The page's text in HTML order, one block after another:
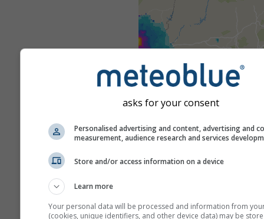
asks for your consent
Personalised advertising and content, advertising and
measurement, audience research and services
Store and/or access information on a device
Learn more
Your personal data will be processed and information from
(cookies, unique identifiers, and other device data) may be